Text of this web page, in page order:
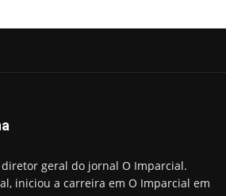
geral do jornal O Imparcial.
iniciou a carreira em O Imparcial em